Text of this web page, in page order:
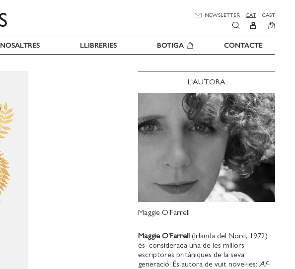
NEWSLETTER CAT CAST
0
NOSALTRES LLIBRERIES BOTIGA CONTACTE
L'AUTORA
Maggie O’Farrell
Maggie O’Farrell (Irlanda del Nord, 1972)
és considerada una de les millors
escriptores britàniques de la seva
generació. És autora de vuit novel·les: Af­